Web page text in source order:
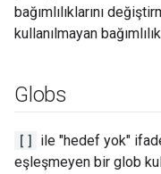
bağımlılıklarını
kullanılmayan
Globs
[] ile "hedef yok"
eşleşmeyen bir glob